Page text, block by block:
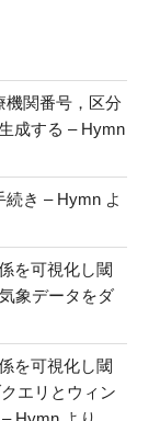
機関番号，区分
成する – Hymn
続き – Hymn よ
を可視化し閾
象データをダ
を可視化し閾
エリとウィン